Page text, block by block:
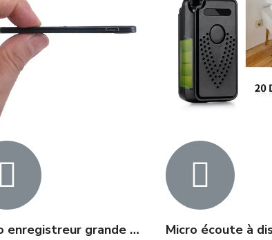
Micro enregistreur grande autonomie nouvelle génération